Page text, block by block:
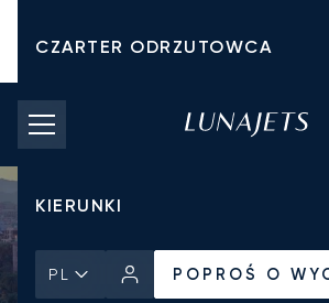
CZARTER ODRZUTOWCA
KOSZTY CZARTERU
PRYWATNE ODRZUTOWCE
KIERUNKI
PL POPROŚ O